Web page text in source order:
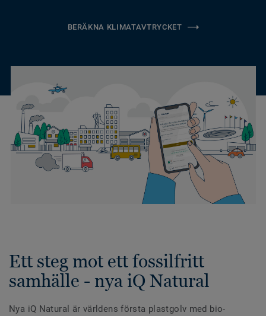
BERÄKNA KLIMATAVTRYCKET
Ett steg mot ett fossilfritt
samhälle - nya iQ Natural
Nya iQ Natural är världens första plastgolv med bio-